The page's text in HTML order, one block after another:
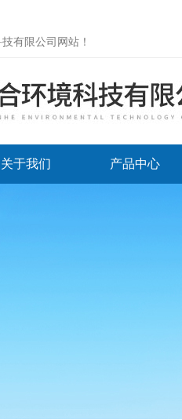
有限公司网站 ！
关于我们 产品中心